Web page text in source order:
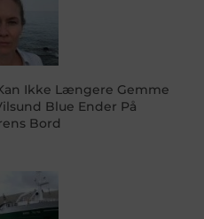
Ikke Længere Gemme
Blue Ender På
Bord